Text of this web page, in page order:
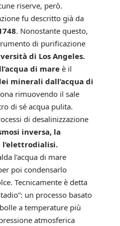
riserve, però.
fu descritto già da
. Nonostante questo,
di purificazione
di Los Angeles.
di mareè il
minerali dall’acqua di
rimuovendo il sale
di sé acqua pulita.
di desalinizzazione
inversa, la
l’acqua di mare
poi condensarlo
Tecnicamente è detta
”: un processo basato
a temperature più
atmosferica